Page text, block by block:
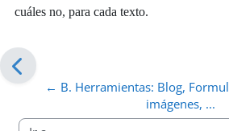
cuáles no, para cada texto.
← B. Herramientas: Blog,
imágenes, ...